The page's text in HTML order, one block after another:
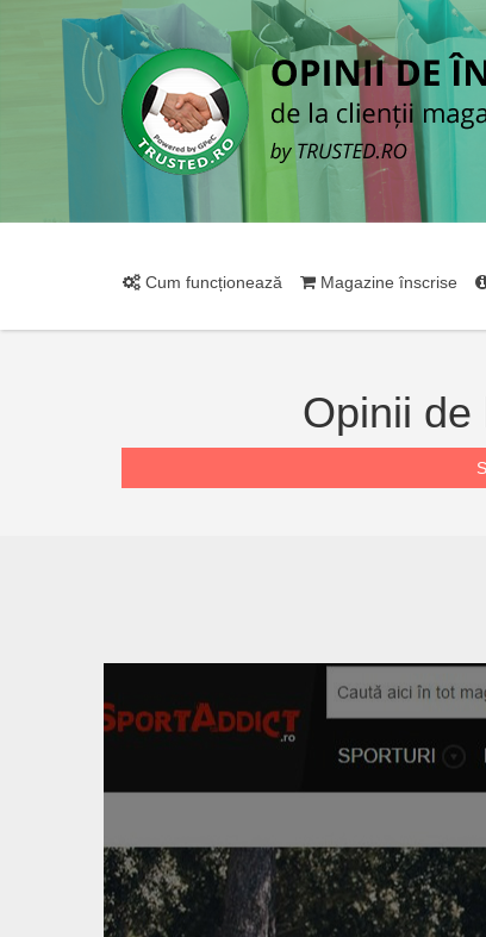
Cum funcționează Magazine înscrise
Opinii de